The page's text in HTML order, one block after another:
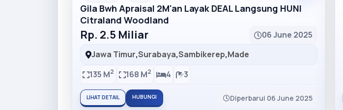
Gila Bwh Apraisal 2M'an Layak DEAL Langsung HUNI
Citraland Woodland
Rp. 2.5 Miliar
06 June 2025
Jawa Timur,Surabaya,Sambikerep,Made
135 M2 168 M2 4 3
LIHAT DETAIL HUBUNGI Diperbarui 06 June 2025